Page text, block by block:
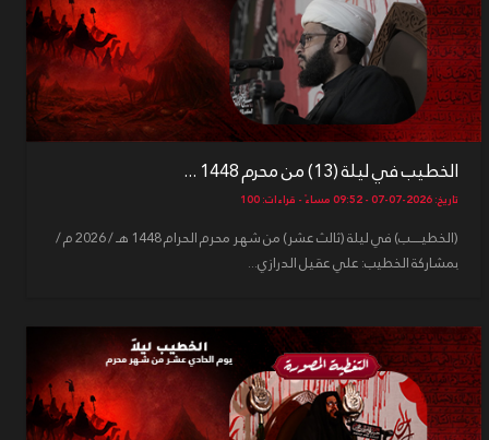
الخطيب في ليلة (13) من محرم 1448 ...
تاريخ: 2026-07-07 - 09:52 مساءً - قراءات: 100
(الخطيـــــب) في ليلة (ثالث عشر) من شهر محرم الحرام 1448 هـ / 2026 م /
بمشاركة الخطيب: علي عقيل الدرازي...